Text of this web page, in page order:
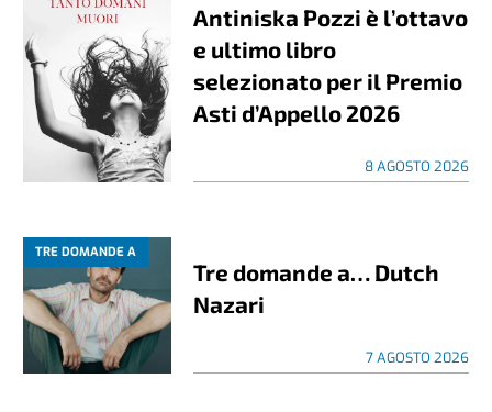
Antiniska Pozzi è l’ottavo
e ultimo libro
selezionato per il Premio
Asti d’Appello 2026
8 AGOSTO 2026
TRE DOMANDE A
Tre domande a… Dutch
Nazari
7 AGOSTO 2026